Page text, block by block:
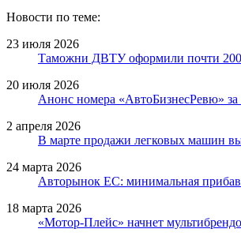
Новости по теме:
23 июля 2026
Таможни ДВТУ оформили почти
20 июля 2026
Анонс номера «АвтоБизнесРевю» за
2 апреля 2026
В марте продажи легковых машин
24 марта 2026
Авторынок ЕС: минимальная
18 марта 2026
«Мотор-Плейс» начнет